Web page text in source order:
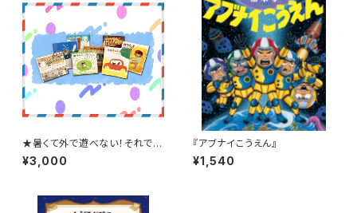
★暑くて外で遊べない！それでは
おうちで絵本タイム！★【8月スタ
ート！】2〜3才ブッククラブ(絵本
¥3,000
『アブナイこうえん』
¥1,540